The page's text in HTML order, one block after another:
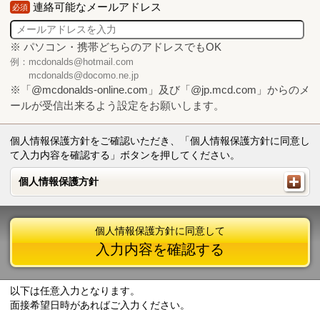
必須 連絡可能なメールアドレス
※ パソコン・携帯どちらのアドレスでもOK
例：mcdonalds@hotmail.com
mcdonalds@docomo.ne.jp
※「@mcdonalds-online.com」及び「@jp.mcd.com」からのメ
ールが受信出来るよう設定をお願いします。
個人情報保護方針をご確認いただき、「個人情報保護方針に同意し
て入力内容を確認する」ボタンを押してください。
個人情報保護方針
個人情報保護方針
個人情報保護方針に同意して
入力内容を確認する
以下は任意入力となります。
面接希望日時があればご入力ください。